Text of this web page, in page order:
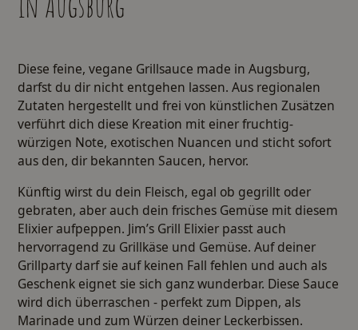
Diese feine, vegane Grillsauce made in Augsburg,
darfst du dir nicht entgehen lassen. Aus regionalen
Zutaten hergestellt und frei von künstlichen Zusätzen
verführt dich diese Kreation mit einer fruchtig-
würzigen Note, exotischen Nuancen und sticht sofort
aus den, dir bekannten Saucen, hervor.
Künftig wirst du dein Fleisch, egal ob gegrillt oder
gebraten, aber auch dein frisches Gemüse mit diesem
Elixier aufpeppen. Jim’s Grill Elixier passt auch
hervorragend zu Grillkäse und Gemüse. Auf deiner
Grillparty darf sie auf keinen Fall fehlen und auch als
Geschenk eignet sie sich ganz wunderbar. Diese Sauce
wird dich überraschen - perfekt zum Dippen, als
Marinade und zum Würzen deiner Leckerbissen.